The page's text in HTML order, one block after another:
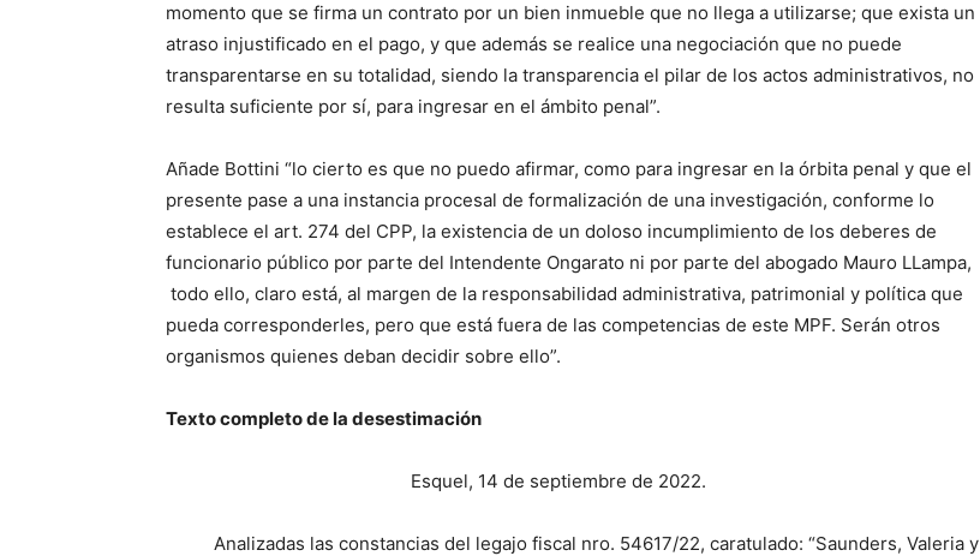
momento que se firma un contrato por un bien inmueble que no llega a utilizarse; que exista un
atraso injustificado en el pago, y que además se realice una negociación que no puede
transparentarse en su totalidad, siendo la transparencia el pilar de los actos administrativos, no
resulta suficiente por sí, para ingresar en el ámbito penal”.
Añade Bottini “lo cierto es que no puedo afirmar, como para ingresar en la órbita penal y que el
presente pase a una instancia procesal de formalización de una investigación, conforme lo
establece el art. 274 del CPP, la existencia de un doloso incumplimiento de los deberes de
funcionario público por parte del Intendente Ongarato ni por parte del abogado Mauro LLampa,
todo ello, claro está, al margen de la responsabilidad administrativa, patrimonial y política que
pueda corresponderles, pero que está fuera de las competencias de este MPF. Serán otros
organismos quienes deban decidir sobre ello”.
Texto completo de la desestimación
Esquel, 14 de septiembre de 2022.
Analizadas las constancias del legajo fiscal nro. 54617/22, caratulado: “Saunders, Valeria y